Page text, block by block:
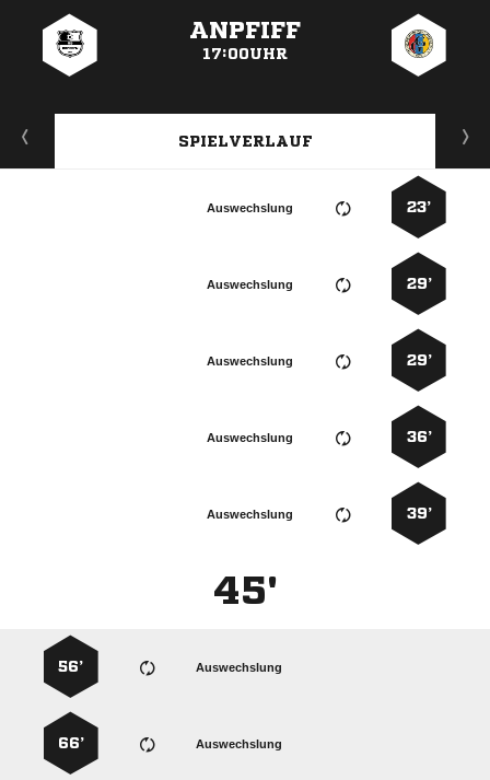
ANPFIFF
17:00UHR
SPIELVERLAUF
23’
Auswechslung
29’
Auswechslung
29’
Auswechslung
36’
Auswechslung
39’
Auswechslung
45'
Auswechslung
56’
Auswechslung
66’